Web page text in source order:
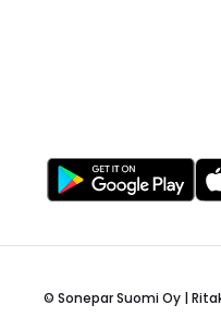
© Sonepar Suomi Oy |